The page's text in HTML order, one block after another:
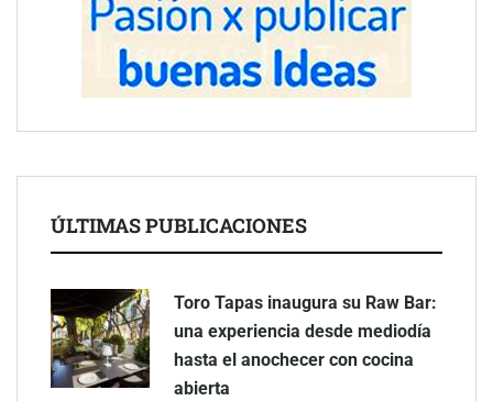
ÚLTIMAS PUBLICACIONES
Toro Tapas inaugura su Raw Bar:
una experiencia desde mediodía
hasta el anochecer con cocina
abierta